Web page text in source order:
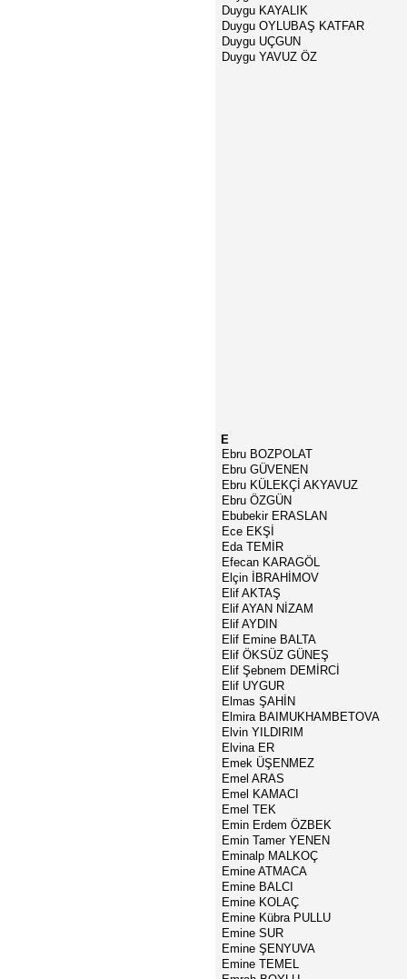
Duygu KAYALIK
Duygu OYLUBAŞ KATFAR
Duygu UÇGUN
Duygu YAVUZ ÖZ
E
Ebru BOZPOLAT
Ebru GÜVENEN
Ebru KÜLEKÇİ AKYAVUZ
Ebru ÖZGÜN
Ebubekir ERASLAN
Ece EKŞİ
Eda TEMİR
Efecan KARAGÖL
Elçin İBRAHİMOV
Elif AKTAŞ
Elif AYAN NİZAM
Elif AYDIN
Elif Emine BALTA
Elif ÖKSÜZ GÜNEŞ
Elif Şebnem DEMİRCİ
Elif UYGUR
Elmas ŞAHİN
Elmira BAIMUKHAMBETOVA
Elvin YILDIRIM
Elvina ER
Emek ÜŞENMEZ
Emel ARAS
Emel KAMACI
Emel TEK
Emin Erdem ÖZBEK
Emin Tamer YENEN
Eminalp MALKOÇ
Emine ATMACA
Emine BALCI
Emine KOLAÇ
Emine Kübra PULLU
Emine SUR
Emine ŞENYUVA
Emine TEMEL